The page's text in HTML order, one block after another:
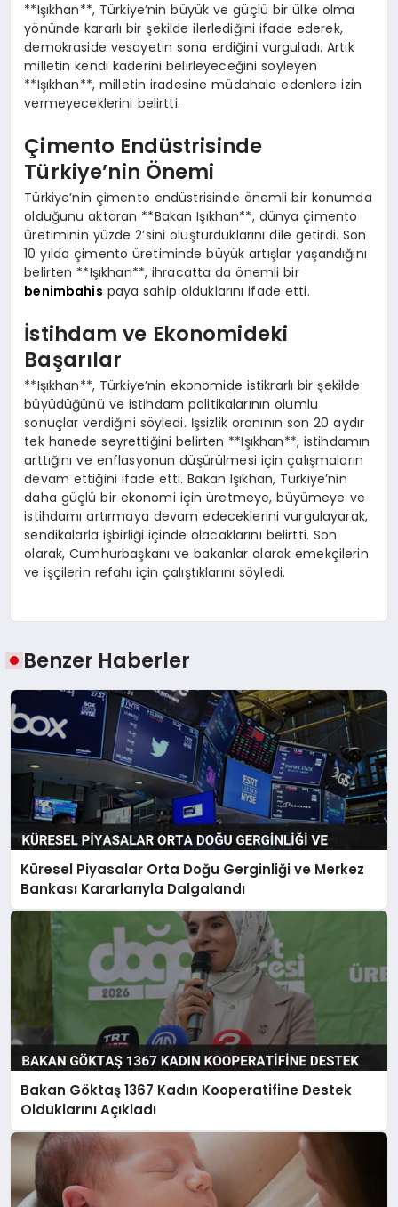
**Işıkhan**, Türkiye’nin büyük ve güçlü bir ülke olma
yönünde kararlı bir şekilde ilerlediğini ifade ederek,
demokraside vesayetin sona erdiğini vurguladı. Artık
milletin kendi kaderini belirleyeceğini söyleyen
**Işıkhan**, milletin iradesine müdahale edenlere izin
vermeyeceklerini belirtti.
Çimento Endüstrisinde
Türkiye’nin Önemi
Türkiye’nin çimento endüstrisinde önemli bir konumda
olduğunu aktaran **Bakan Işıkhan**, dünya çimento
üretiminin yüzde 2’sini oluşturduklarını dile getirdi. Son
10 yılda çimento üretiminde büyük artışlar yaşandığını
belirten **Işıkhan**, ihracatta da önemli bir
benimbahis paya sahip olduklarını ifade etti.
İstihdam ve Ekonomideki
Başarılar
**Işıkhan**, Türkiye’nin ekonomide istikrarlı bir şekilde
büyüdüğünü ve istihdam politikalarının olumlu
sonuçlar verdiğini söyledi. İşsizlik oranının son 20 aydır
tek hanede seyrettiğini belirten **Işıkhan**, istihdamın
arttığını ve enflasyonun düşürülmesi için çalışmaların
devam ettiğini ifade etti. Bakan Işıkhan, Türkiye’nin
daha güçlü bir ekonomi için üretmeye, büyümeye ve
istihdamı artırmaya devam edeceklerini vurgulayarak,
sendikalarla işbirliği içinde olacaklarını belirtti. Son
olarak, Cumhurbaşkanı ve bakanlar olarak emekçilerin
ve işçilerin refahı için çalıştıklarını söyledi.
Benzer Haberler
Küresel Piyasalar Orta Doğu Gerginliği ve Merkez
Bankası Kararlarıyla Dalgalandı
Bakan Göktaş 1367 Kadın Kooperatifine Destek
Olduklarını Açıkladı